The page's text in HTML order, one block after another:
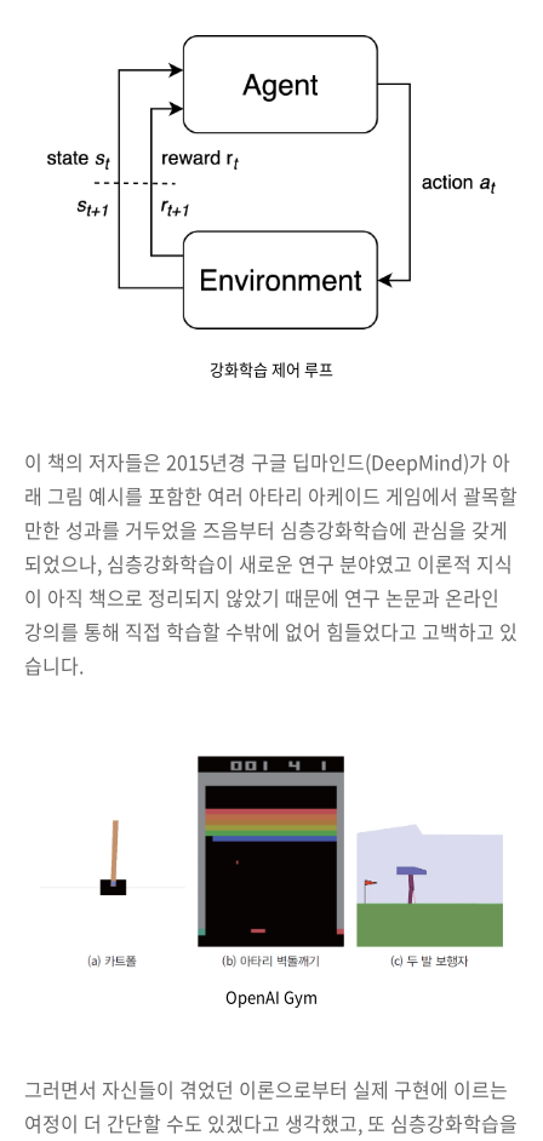
강화학습 제어 루프
이 책의 저자들은 2015년경 구글 딥마인드(DeepMind)가 아
래 그림 예시를 포함한 여러 아타리 아케이드 게임에서 괄목할
만한 성과를 거두었을 즈음부터 심층강화학습에 관심을 갖게
되었으나, 심층강화학습이 새로운 연구 분야였고 이론적 지식
이 아직 책으로 정리되지 않았기 때문에 연구 논문과 온라인
강의를 통해 직접 학습할 수밖에 없어 힘들었다고 고백하고 있
습니다.
OpenAI Gym
그러면서 자신들이 겪었던 이론으로부터 실제 구현에 이르는
여정이 더 간단할 수도 있겠다고 생각했고, 또 심층강화학습을